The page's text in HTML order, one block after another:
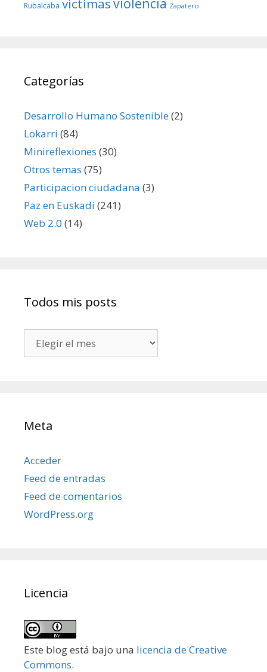
Rubalcaba Zapatero
Categorías
Desarrollo Humano Sostenible(2)
Lokarri (84)
Minireflexiones (30)
Otros temas (75)
Participacion ciudadana (3)
Paz en Euskadi (241)
Web 2.0 (14)
Todos mis posts
mis
Meta
Acceder
Feed de entradas
Feed de comentarios
WordPress.org
Licencia
Este blog está bajo una licencia de Creative
Commons.